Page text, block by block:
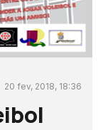
20 fev, 2018, 18:36